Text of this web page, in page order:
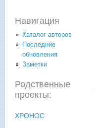
Навигация
Каталог авторов
Последние
обновления
Заметки
Родственные
проекты:
ХРОНОС